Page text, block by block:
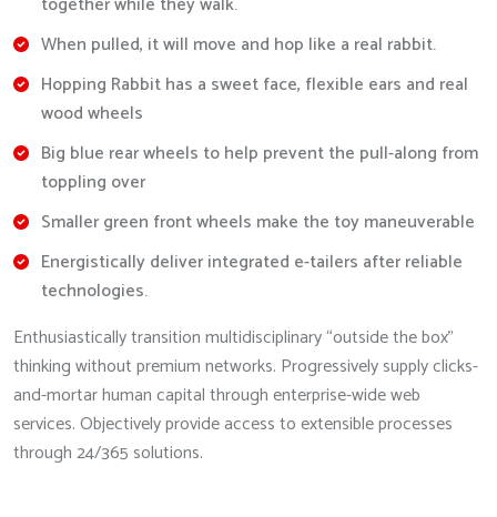
When pulled, it will move and hop like a real rabbit.
Hopping Rabbit has a sweet face, flexible ears and real
wood wheels
Big blue rear wheels to help prevent the pull-along from
toppling over
Smaller green front wheels make the toy maneuverable
Energistically deliver integrated e-tailers after reliable
technologies.
Enthusiastically transition multidisciplinary “outside the box”
thinking without premium networks. Progressively supply clicks-
and-mortar human capital through enterprise-wide web
services. Objectively provide access to extensible processes
through 24/365 solutions.